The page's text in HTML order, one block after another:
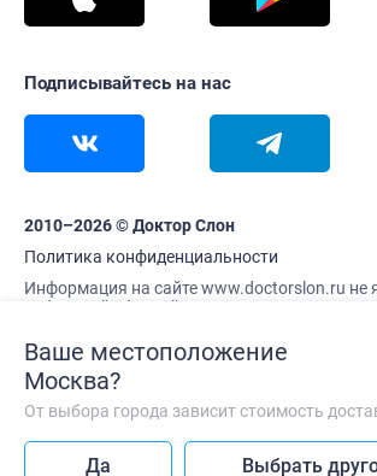
Подписывайтесь на нас
2010–2026 © Доктор Слон
Политика конфиденциальности
Информация на сайте www.doctorslon.ru не
публичной офертой
Лучше без VPN
Ваше местоположение
Москва?
От выбора города зависит стоимость
Да Выбрать